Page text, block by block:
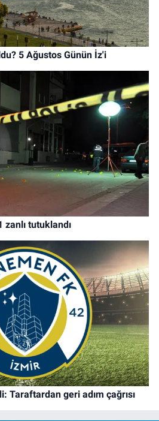
5 Ağustos Günün İz'i
zanlı tutuklandı
Taraftardan geri adım çağrısı